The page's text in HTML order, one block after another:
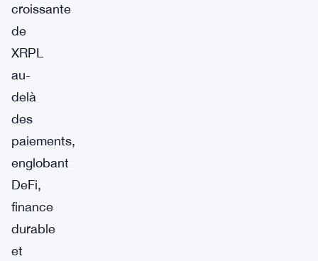
croissante
de
XRPL
au-
delà
des
paiements,
englobant
DeFi,
finance
durable
et